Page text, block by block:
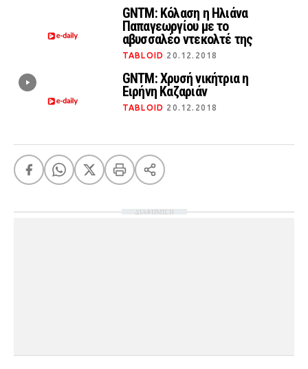
GNTM: Κόλαση η Ηλιάνα
Παπαγεωργίου με το
αβυσσαλέο ντεκολτέ της
TABLOID 20.12.2018
GNTM: Χρυσή νικήτρια η
Ειρήνη Καζαριάν
TABLOID 20.12.2018
ΔΙΑΦΗΜΙΣΗ